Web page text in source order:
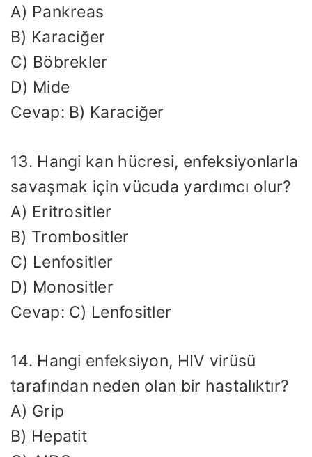
A) Pankreas
B) Karaciğer
C) Böbrekler
D) Mide
Cevap: B) Karaciğer
13. Hangi kan hücresi, enfeksiyonlarla
savaşmak için vücuda yardımcı olur?
A) Eritrositler
B) Trombositler
C) Lenfositler
D) Monositler
Cevap: C) Lenfositler
14. Hangi enfeksiyon, HIV virüsü
tarafından neden olan bir hastalıktır?
A) Grip
B) Hepatit